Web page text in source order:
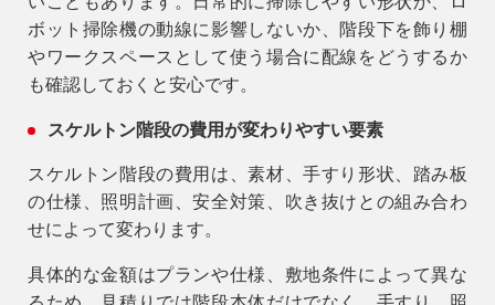
ボット掃除機の動線に影響しないか、階段下を飾り棚
やワークスペースとして使う場合に配線をどうするか
も確認しておくと安心です。
スケルトン階段の費用が変わりやすい要素
スケルトン階段の費用は、素材、手すり形状、踏み板
の仕様、照明計画、安全対策、吹き抜けとの組み合わ
せによって変わります。
具体的な金額はプランや仕様、敷地条件によって異な
営業時間 9時〜18時
（定休／水曜日）
注文住宅
0120-70-1212
リフォーム
0120-37-7611